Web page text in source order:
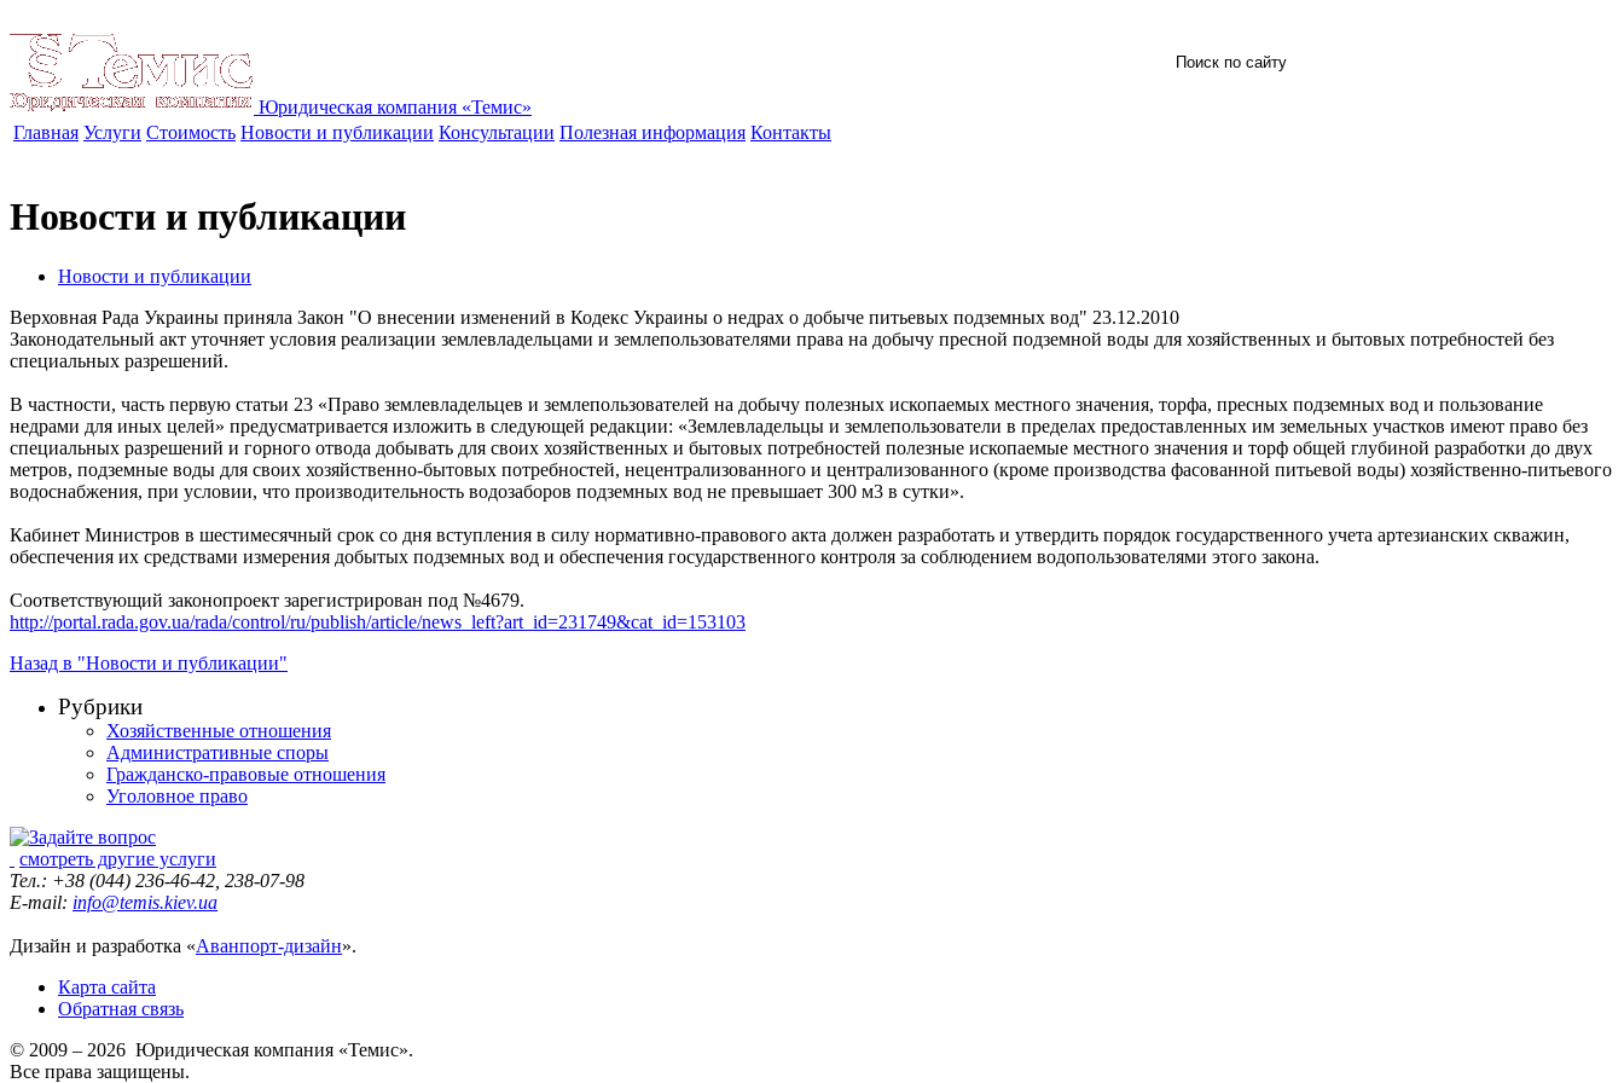
Юридическая компания «Темис»
Главная Услуги Стоимость Новости и публикации Консультации Полезная информация Контакты
Новости и публикации
Новости и публикации
Верховная Рада Украины приняла Закон "О внесении изменений в Кодекс Украины о недрах о добыче питьевых подземных вод" 23.12.2010
Законодательный акт уточняет условия реализации землевладельцами и землепользователями права на добычу пресной подземной воды для хозяйственных и бытовых потребностей без
специальных разрешений.
В частности, часть первую статьи 23 «Право землевладельцев и землепользователей на добычу полезных ископаемых местного значения, торфа, пресных подземных вод и пользование
недрами для иных целей» предусматривается изложить в следующей редакции: «Землевладельцы и землепользователи в пределах предоставленных им земельных участков имеют право без
специальных разрешений и горного отвода добывать для своих хозяйственных и бытовых потребностей полезные ископаемые местного значения и торф общей глубиной разработки до двух
метров, подземные воды для своих хозяйственно-бытовых потребностей, нецентрализованного и централизованного (кроме производства фасованной питьевой воды) хозяйственно-питьевого
водоснабжения, при условии, что производительность водозаборов подземных вод не превышает 300 м3 в сутки».
Кабинет Министров в шестимесячный срок со дня вступления в силу нормативно-правового акта должен разработать и утвердить порядок государственного учета артезианских скважин,
обеспечения их средствами измерения добытых подземных вод и обеспечения государственного контроля за соблюдением водопользователями этого закона.
Соответствующий законопроект зарегистрирован под №4679.
http://portal.rada.gov.ua/rada/control/ru/publish/article/news_left?art_id=231749&cat_id=153103
Назад в "Новости и публикации"
Рубрики
Хозяйственные отношения
Административные споры
Гражданско-правовые отношения
Уголовное право
смотреть другие услуги
Тел.: +38 (044) 236-46-42, 238-07-98
E-mail: info@temis.kiev.ua
Дизайн и разработка «Аванпорт-дизайн».
Карта сайта
Обратная связь
© 2009 – 2026 Юридическая компания «Темис».
Все права защищены.